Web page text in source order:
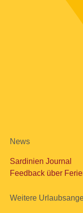
News
Sardinien Journal
Feedback über
Weitere